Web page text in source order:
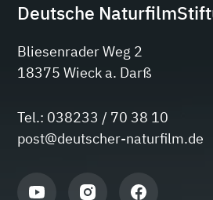
Deutsche
Bliesenrader Weg 2
18375 Wieck a. Darß
Tel.: 038233 / 70 38 10
post@deutscher-naturfilm.de